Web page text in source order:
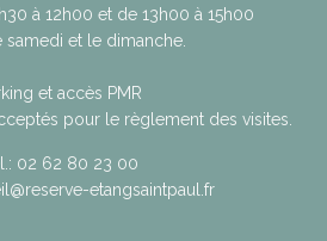
à 12h00 et de 13h00 à 15h00
samedi et le dimanche.
et accès PMR
pour le règlement des visites.
02 62 80 23 00
etangsaintpaul.fr